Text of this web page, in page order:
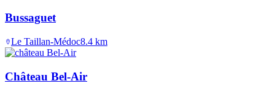
Bussaguet
Le Taillan-Médoc8.4 km
Château Bel-Air